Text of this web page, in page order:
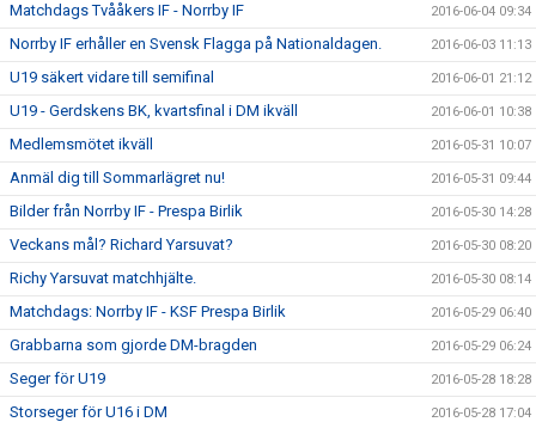
Matchdags Tvååkers IF - Norrby IF 2016-06-04 09:34
Norrby IF erhåller en Svensk Flagga på Nationaldagen. 2016-06-03 11:13
U19 säkert vidare till semifinal 2016-06-01 21:12
U19 - Gerdskens BK, kvartsfinal i DM ikväll 2016-06-01 10:38
Medlemsmötet ikväll 2016-05-31 10:07
Anmäl dig till Sommarlägret nu! 2016-05-31 09:44
Bilder från Norrby IF - Prespa Birlik 2016-05-30 14:28
Veckans mål? Richard Yarsuvat? 2016-05-30 08:20
Richy Yarsuvat matchhjälte. 2016-05-30 08:14
Matchdags: Norrby IF - KSF Prespa Birlik 2016-05-29 06:40
Grabbarna som gjorde DM-bragden 2016-05-29 06:24
Seger för U19 2016-05-28 18:28
Storseger för U16 i DM 2016-05-28 17:04